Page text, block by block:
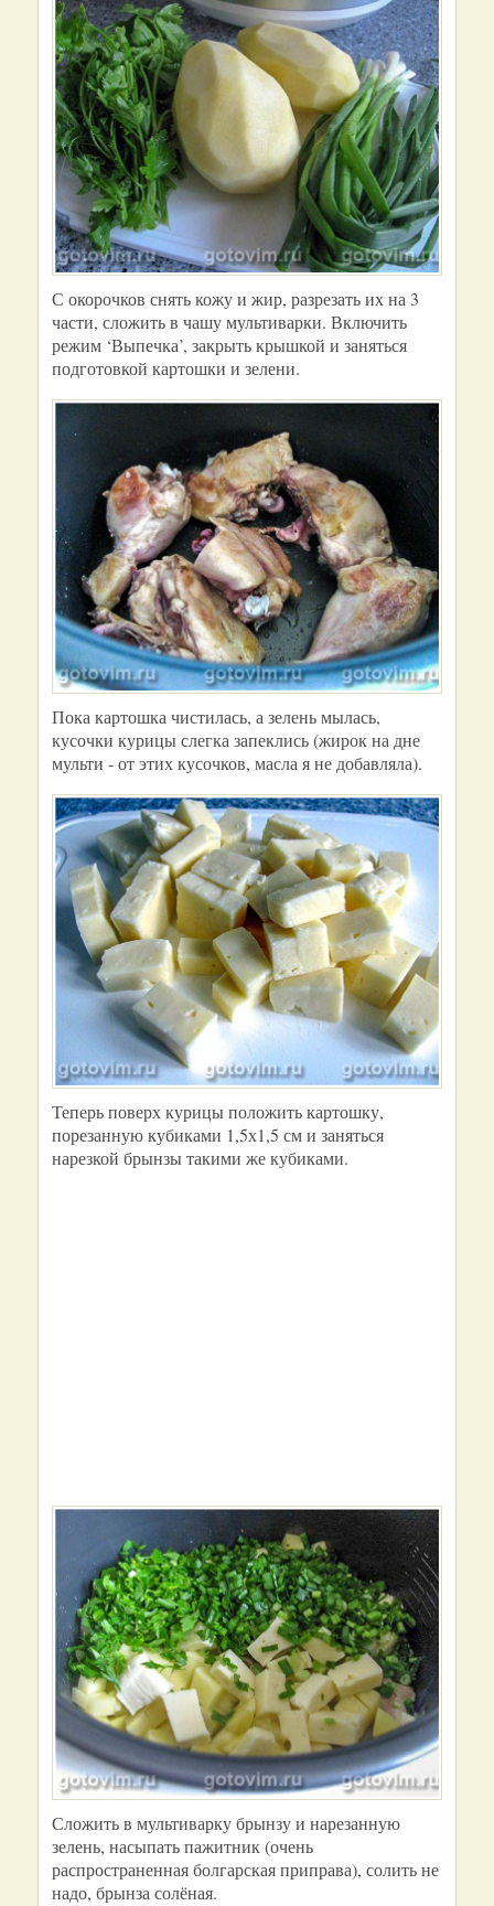
С окорочков снять кожу и жир, разрезать их на 3
части, сложить в чашу мультиварки. Включить
режим ‘Выпечка’, закрыть крышкой и заняться
подготовкой картошки и зелени.
Пока картошка чистилась, а зелень мылась,
кусочки курицы слегка запеклись (жирок на дне
мульти - от этих кусочков, масла я не добавляла).
Теперь поверх курицы положить картошку,
порезанную кубиками 1,5х1,5 см и заняться
нарезкой брынзы такими же кубиками.
Сложить в мультиварку брынзу и нарезанную
зелень, насыпать пажитник (очень
распространенная болгарская приправа), солить не
надо, брынза солёная.